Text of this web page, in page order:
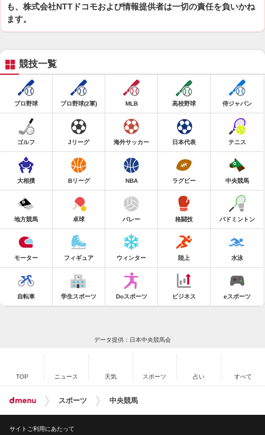
も、株式会社NTTドコモおよび情報提供者は一切の責任を負いかね
ます。
競技一覧
プロ野球 プロ野球(2軍) MLB 高校野球 侍ジャパン
ゴルフ Jリーグ 海外サッカー 日本代表 テニス
大相撲 Bリーグ NBA ラグビー 中央競馬
地方競馬 卓球 バレー 格闘技 バドミントン
モーター フィギュア ウィンター 陸上 水泳
自転車 学生スポーツ Doスポーツ ビジネス eスポーツ
データ提供：日本中央競馬会
TOP ニュース 天気 スポーツ 占い すべて
スポーツ 中央競馬
サイトご利用にあたって